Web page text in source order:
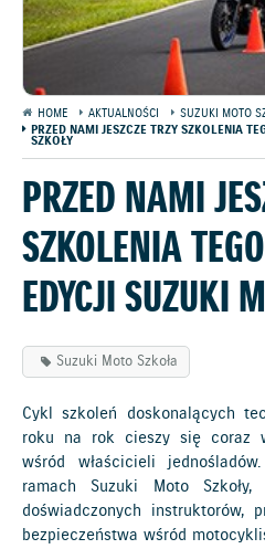
HOME AKTUALNOŚCI
SUZUKI MOTO
PRZED NAMI JESZCZE TRZY SZKOLENIA
SZKOŁY
PRZED NAMI
SZKOLENIA
EDYCJI SUZUKI
Suzuki Moto Szkoła
Cykl szkoleń doskonalących
roku na rok cieszy się coraz
wśród właścicieli
ramach Suzuki Moto
doświadczonych instruktorów,
bezpieczeństwa wśród